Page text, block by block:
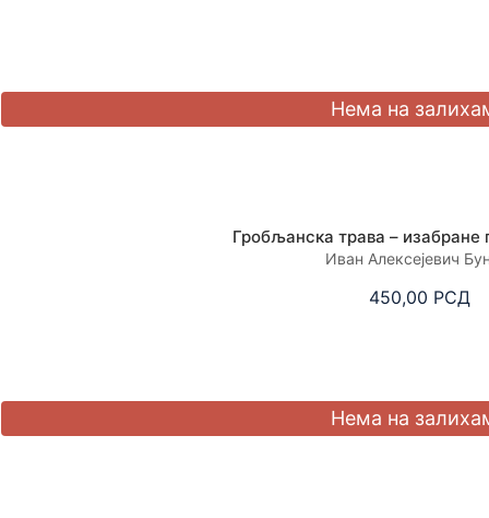
Гробљанска трава –
Иван Алексејевич
450,00 РСД